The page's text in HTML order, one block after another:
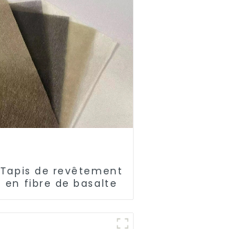
Tapis de revêtement
en fibre de basalte